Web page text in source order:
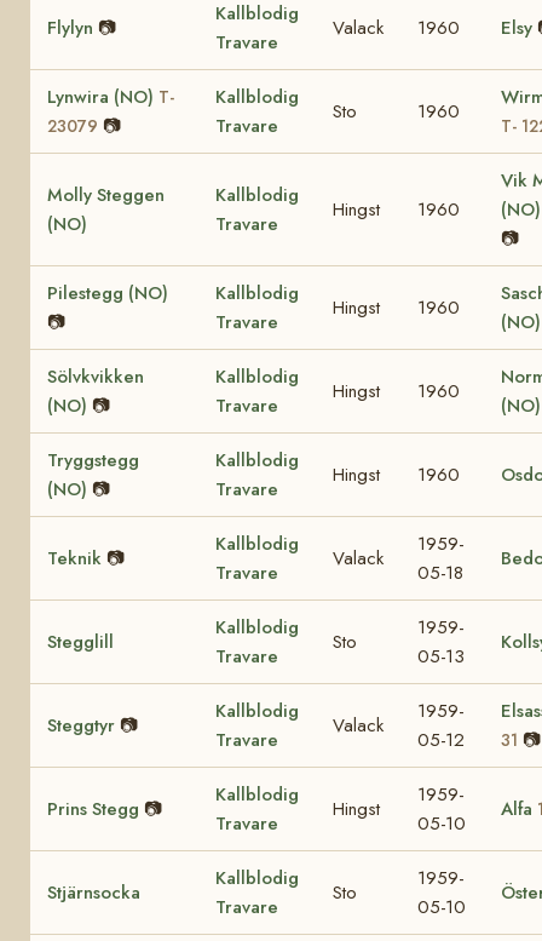
Flylyn 📷
Kallblodig
Travare
Valack 1960 Elsy
Lynwira (NO) T-
23079 📷
Kallblodig
Travare
Sto 1960
T-
Molly Steggen
(NO)
Kallblodig
Travare
Hingst 1960
Vik
📷
Pilestegg (NO)
📷
Kallblodig
Travare
Hingst 1960
(NO)
Sölvkvikken
(NO) 📷
Kallblodig
Travare
Hingst 1960
Tryggstegg
(NO) 📷
Kallblodig
Travare
Hingst 1960
Teknik 📷
Kallblodig
Travare
Valack
1959-
05-18
Stegglill
Kallblodig
Travare
Sto
1959-
05-13
Steggtyr 📷
Kallblodig
Travare
Valack
1959-
05-12
31 📷
Prins Stegg 📷
Kallblodig
Travare
Hingst
1959-
05-10
Alfa
Stjärnsocka
Kallblodig
Travare
Sto
1959-
05-10